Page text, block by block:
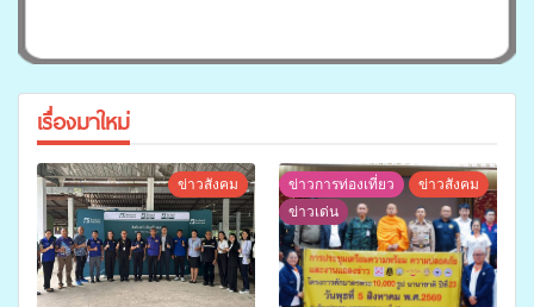
เรื่องมาใหม่
ข่าวสังคม ข่าวการท่องเที่ยว
ข่าวสังคม
ข่าวเด่น